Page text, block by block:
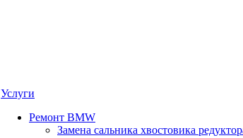
Услуги
Ремонт BMW
Замена сальника хвостовика